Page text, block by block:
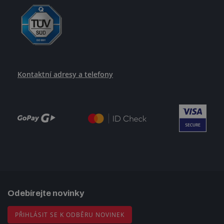
Kontaktní adresy a telefony
Odebírejte novinky
PŘIHLÁSIT SE K ODBĚRU NOVINEK